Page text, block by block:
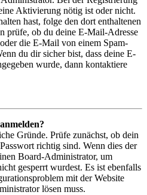
Aktivierung nötig ist oder nicht.
hast, folge den dort enthaltenen
prüfe, ob du deine E-Mail-Adresse
die E-Mail von einem Spam-
du dir sicher bist, dass deine E-
wurde, dann kontaktiere
Gründe. Prüfe zunächst, ob dein
richtig sind. Wenn dies der
Board-Administrator, um
gesperrt wurdest. Es ist ebenfalls
mit der Website
lösen muss.